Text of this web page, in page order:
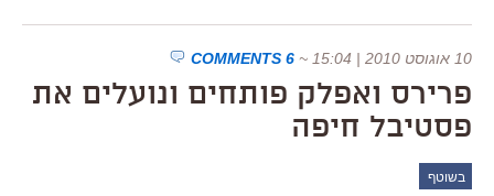
10 אוגוסט 2010 | 15:04 ~
6 COMMENTS
פרירס ואפלק פותחים ונועלים את
פסטיבל חיפה
בשוטף